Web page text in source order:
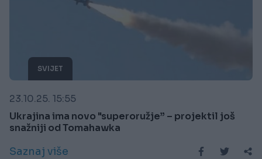
SVIJET
23.10.25. 15:55
Ukrajina ima novo "superoružje” – projektil još
snažniji od Tomahawka
Saznaj više